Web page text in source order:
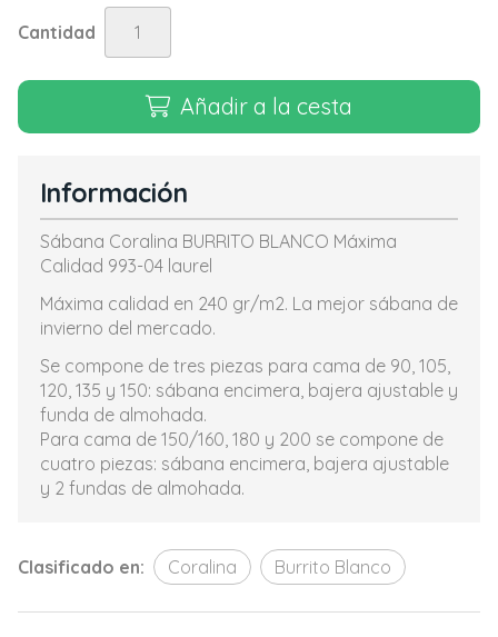
Cantidad
Añadir a la cesta
Información
Sábana Coralina BURRITO BLANCO Máxima
Calidad 993-04 laurel
Máxima calidad en 240 gr/m2. La mejor sábana de
invierno del mercado.
Se compone de tres piezas para cama de 90, 105,
120, 135 y 150: sábana encimera, bajera ajustable y
funda de almohada.
Para cama de 150/160, 180 y 200 se compone de
cuatro piezas: sábana encimera, bajera ajustable
y 2 fundas de almohada.
Clasificado en: Coralina Burrito Blanco